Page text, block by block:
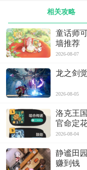
相关攻略
童话师
墙推荐
2026-08-07
龙之剑
2026-08-05
洛克王
官命定
2026-08-04
静谧田
赚到钱